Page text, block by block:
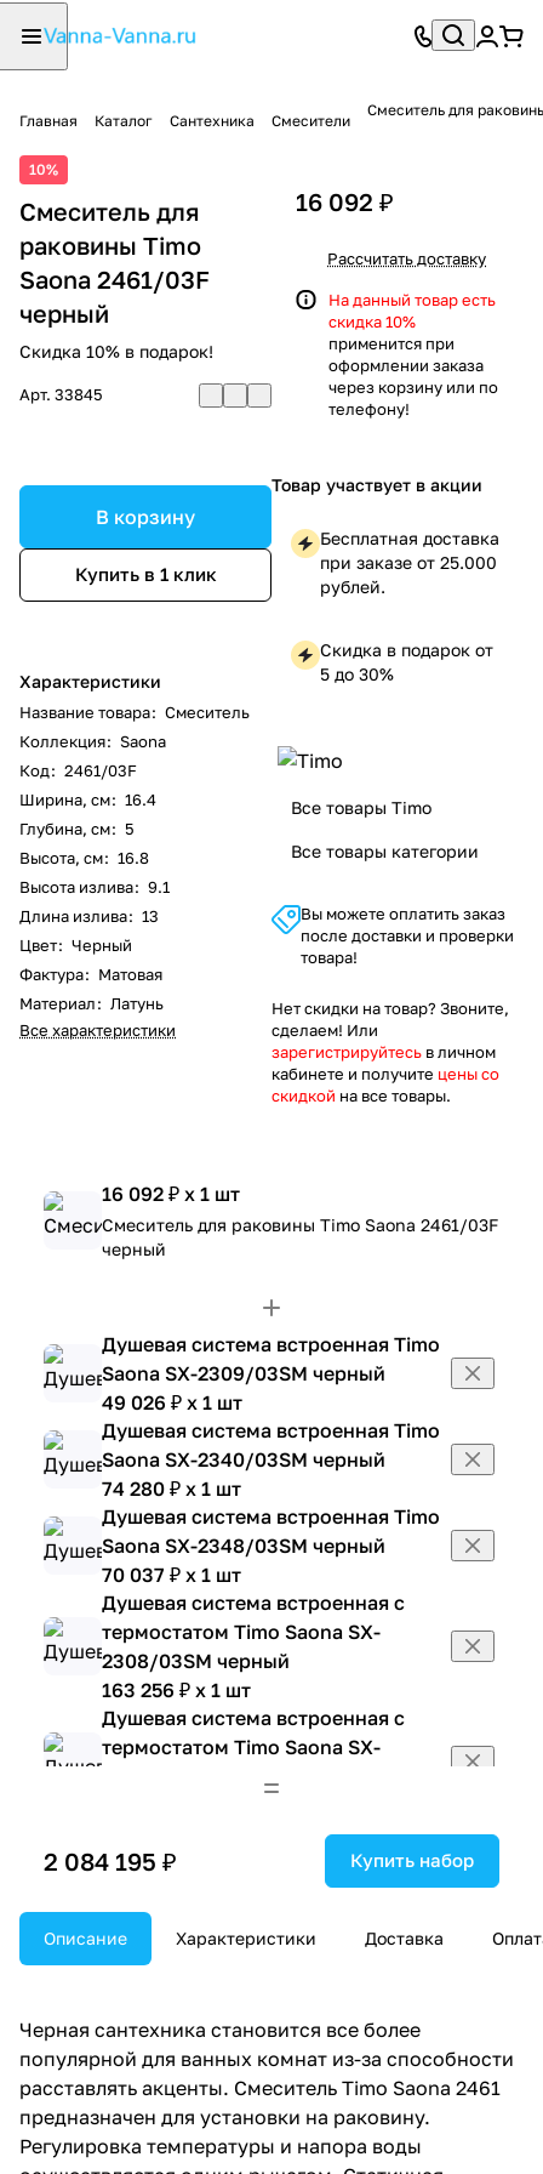
Главная Каталог Сантехника Смесители
Смеситель для
10%
Смеситель для
раковины Timo
Saona 2461/03F
черный
Скидка 10% в подарок!
Арт. 33845
В корзину
Купить в 1 клик
Характеристики
Название товара: Смеситель
Коллекция: Saona
Код: 2461/03F
Ширина, см: 16.4
Глубина, см: 5
Высота, см: 16.8
Высота излива: 9.1
Длина излива: 13
Цвет: Черный
Фактура: Матовая
Материал: Латунь
Все характеристики
16 092 ₽
Рассчитать доставку
На данный товар есть
скидка 10%
применится при
оформлении заказа
через корзину или по
телефону!
Товар участвует в акции
Бесплатная доставка
при заказе от 25.000
рублей.
Скидка в подарок от
5 до 30%
Все товары Timo
Все товары категории
Вы можете оплатить заказ
после доставки и проверки
товара!
Нет скидки на товар? Звоните,
сделаем! Или
зарегистрируйтесь в личном
кабинете и получите цены со
скидкой на все товары.
16 092 ₽ x 1 шт
Смеситель для раковины Timo Saona 2461/03F
черный
Душевая система встроенная Timo
Saona SX-2309/03SM черный
49 026 ₽ x 1 шт
Душевая система встроенная Timo
Saona SX-2340/03SM черный
74 280 ₽ x 1 шт
Душевая система встроенная Timo
Saona SX-2348/03SM черный
70 037 ₽ x 1 шт
Душевая система встроенная с
термостатом Timo Saona SX-
2308/03SM черный
163 256 ₽ x 1 шт
Душевая система встроенная с
термостатом Timo Saona SX-
Душевая система встроенная с
термостатом Timo Saona SX-
130 311 ₽ x 1 шт
Душевая система встроенная с
118 850 ₽ x 1 шт
Душевая система встроенная с
термостатом Timo Saona SX-
2399/03SM черный
82 771 ₽ x 1 шт
2 084 195 ₽ Купить набор
Описание Характеристики Доставка
Черная сантехника становится все более
популярной для ванных комнат из-за способности
расставлять акценты. Смеситель Timo Saona 2461
предназначен для установки на раковину.
Регулировка температуры и напора воды